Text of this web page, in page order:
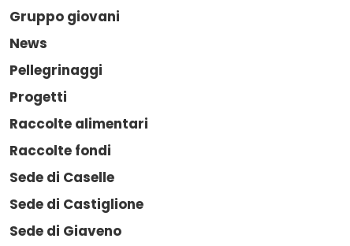
Gruppo giovani
News
Pellegrinaggi
Progetti
Raccolte alimentari
Raccolte fondi
Sede di Caselle
Sede di Castiglione
Sede di Giaveno